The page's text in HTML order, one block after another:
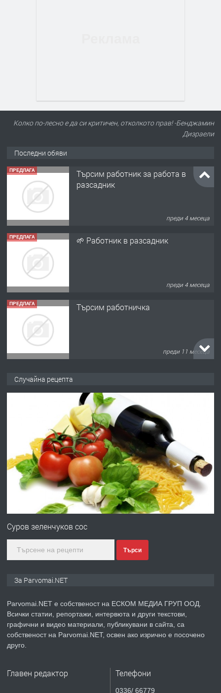
Колко по-лесно е да си критичен, отколкото прав! -Бенджамин
Дизраели
Последни обяви
ПРЕДЛАГА
Търсим работник за работа в
разсадник
преди 4 месеца
ПРЕДЛАГА 🌱 Работник в разсадник
преди 4 месеца
ПРЕДЛАГА Търсим работничка
преди 11 месеца
Работа за общи работници
преди 1 година
Първи поход "По стъпките на Ангел
преди 1 година
ПРЕДЛАГА Уроци по Математика
Случайна рецепта
Суров зеленчуков сос
Търси
За Parvomai.NET
Parvomai.NET е собственост на ЕСКОМ МЕДИА ГРУП ООД.
Всички статии, репортажи, интервюта и други текстови,
графични и видео материали, публикувани в сайта, са
собственост на Parvomai.NET, освен ако изрично е посочено
друго.
Главен редактор Телефони
0336/ 66779